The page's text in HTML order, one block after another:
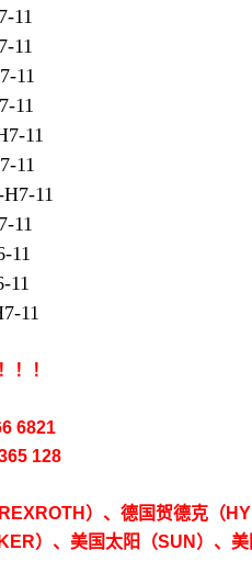
11
11
11
11
11
11
11
11
11
11
11
！！
6821
128
）、德国贺德克（
）、美国太阳（SUN）、